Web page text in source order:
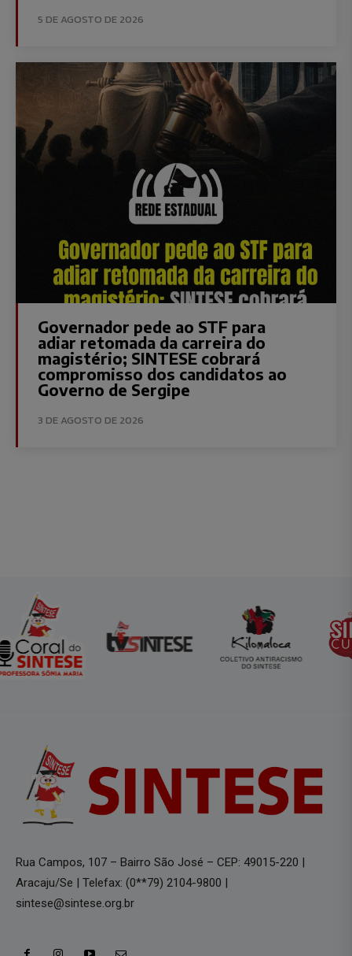
5 DE AGOSTO DE 2026
Governador pede ao STF para
adiar retomada da carreira do
magistério; SINTESE cobrará
compromisso dos candidatos ao
Governo de Sergipe
3 DE AGOSTO DE 2026
Rua Campos, 107 – Bairro São José – CEP: 49015-220 |
Aracaju/Se | Telefax: (0**79) 2104-9800 |
sintese@sintese.org.br